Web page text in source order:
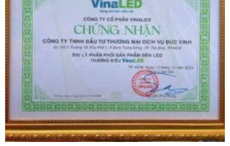
việc tiếp cận hệ thống trần để sửa chữa thường gặp
nhiều khó khăn.
Bên cạnh đó, ánh sáng trung tính 4000K của đèn tạo ra
môi trường làm việc tỉnh táo, hiện đại và chuyên
nghiệp. Công nghệ không nhấp nháy (flicker-free) đảm
bảo nguồn sáng luôn ổn định, loại bỏ các tác động tiêu
cực đến hệ thần kinh, giúp tăng cường sự tập trung và
hiệu suất công việc cho nhân viên.
Ứng dụng thực tế đa dạng